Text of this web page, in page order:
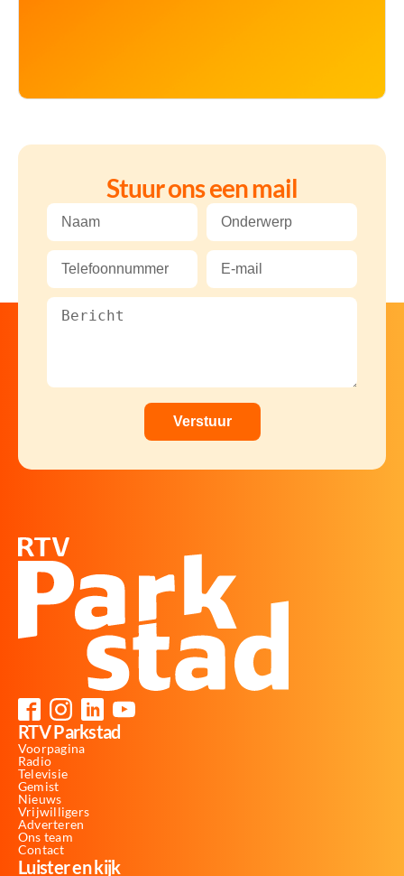
Stuur ons een mail
RTV Parkstad
Voorpagina
Radio
Televisie
Gemist
Nieuws
Vrijwilligers
Adverteren
Ons team
Contact
Luister en kijk